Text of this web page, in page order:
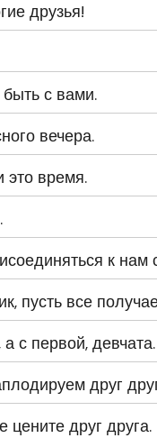
друзья!
с вами.
вечера.
это время.
к нам
пусть все
с первой, девчата.
друг
друг друга.